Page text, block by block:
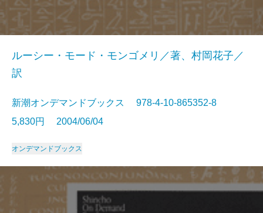
ルーシー・モード・モンゴメリ／著、村岡花子／
訳
新潮オンデマンドブックス 978-4-10-865352-8
5,830円 2004/06/04
オンデマンドブックス